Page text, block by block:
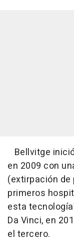
Bellvitge
en 2009 con
(extirpación de
primeros
esta
Da Vinci, en
el tercero.